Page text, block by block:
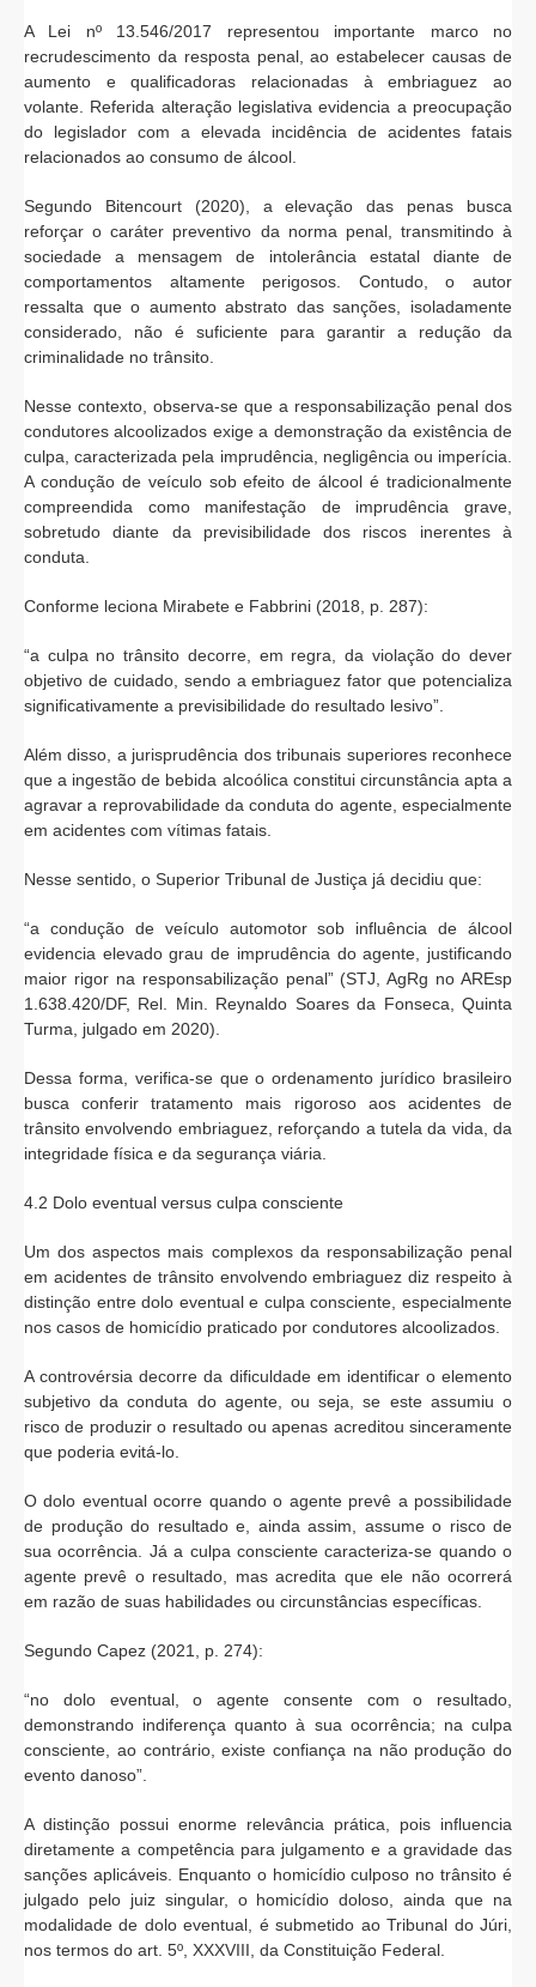
A Lei nº 13.546/2017 representou importante marco no
recrudescimento da resposta penal, ao estabelecer causas de
aumento e qualificadoras relacionadas à embriaguez ao
volante. Referida alteração legislativa evidencia a preocupação
do legislador com a elevada incidência de acidentes fatais
relacionados ao consumo de álcool.
Segundo Bitencourt (2020), a elevação das penas busca
reforçar o caráter preventivo da norma penal, transmitindo à
sociedade a mensagem de intolerância estatal diante de
comportamentos altamente perigosos. Contudo, o autor
ressalta que o aumento abstrato das sanções, isoladamente
considerado, não é suficiente para garantir a redução da
criminalidade no trânsito.
Nesse contexto, observa-se que a responsabilização penal dos
condutores alcoolizados exige a demonstração da existência de
culpa, caracterizada pela imprudência, negligência ou imperícia.
A condução de veículo sob efeito de álcool é tradicionalmente
compreendida como manifestação de imprudência grave,
sobretudo diante da previsibilidade dos riscos inerentes à
conduta.
Conforme leciona Mirabete e Fabbrini (2018, p. 287):
“a culpa no trânsito decorre, em regra, da violação do dever
objetivo de cuidado, sendo a embriaguez fator que potencializa
significativamente a previsibilidade do resultado lesivo”.
Além disso, a jurisprudência dos tribunais superiores reconhece
que a ingestão de bebida alcoólica constitui circunstância apta a
agravar a reprovabilidade da conduta do agente, especialmente
em acidentes com vítimas fatais.
Nesse sentido, o Superior Tribunal de Justiça já decidiu que:
“a condução de veículo automotor sob influência de álcool
evidencia elevado grau de imprudência do agente, justificando
maior rigor na responsabilização penal” (STJ, AgRg no AREsp
1.638.420/DF, Rel. Min. Reynaldo Soares da Fonseca, Quinta
Turma, julgado em 2020).
Dessa forma, verifica-se que o ordenamento jurídico brasileiro
busca conferir tratamento mais rigoroso aos acidentes de
trânsito envolvendo embriaguez, reforçando a tutela da vida, da
integridade física e da segurança viária.
4.2 Dolo eventual versus culpa consciente
Um dos aspectos mais complexos da responsabilização penal
em acidentes de trânsito envolvendo embriaguez diz respeito à
distinção entre dolo eventual e culpa consciente, especialmente
nos casos de homicídio praticado por condutores alcoolizados.
A controvérsia decorre da dificuldade em identificar o elemento
subjetivo da conduta do agente, ou seja, se este assumiu o
risco de produzir o resultado ou apenas acreditou sinceramente
que poderia evitá-lo.
O dolo eventual ocorre quando o agente prevê a possibilidade
de produção do resultado e, ainda assim, assume o risco de
sua ocorrência. Já a culpa consciente caracteriza-se quando o
agente prevê o resultado, mas acredita que ele não ocorrerá
em razão de suas habilidades ou circunstâncias específicas.
Segundo Capez (2021, p. 274):
“no dolo eventual, o agente consente com o resultado,
demonstrando indiferença quanto à sua ocorrência; na culpa
consciente, ao contrário, existe confiança na não produção do
evento danoso”.
A distinção possui enorme relevância prática, pois influencia
diretamente a competência para julgamento e a gravidade das
sanções aplicáveis. Enquanto o homicídio culposo no trânsito é
julgado pelo juiz singular, o homicídio doloso, ainda que na
modalidade de dolo eventual, é submetido ao Tribunal do Júri,
nos termos do art. 5º, XXXVIII, da Constituição Federal.